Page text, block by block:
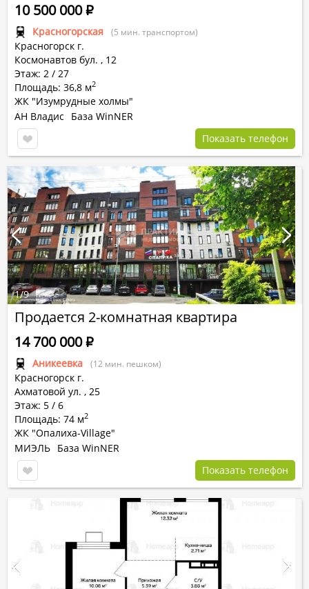
Красногорская (5 мин. транспортом)
Красногорск г.
Космонавтов бул. , 12
Этаж: 2 / 27
Площадь: 36,8 м2
ЖК "Изумрудные холмы"
10 500 000Р
АН Владис
База WinNER
Показать телефон
Продается 2-комнатная квартира
Аникеевка (12 мин. пешком)
Красногорск г.
Ахматовой ул. , 25
Этаж: 5 / 6
Площадь: 74 м2
ЖК "Опалиха-Village"
14 700 000Р
МИЭЛЬ База WinNER
Показать телефон
1/9